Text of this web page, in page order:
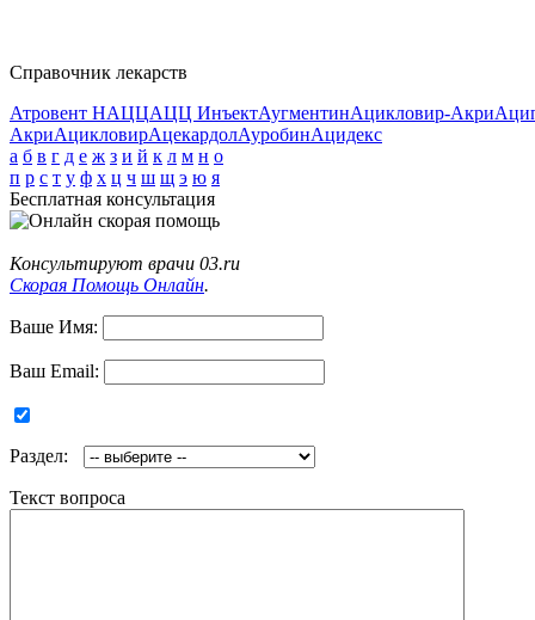
Справочник лекарств
Атровент НАЦЦАЦЦ ИнъектАугментинАцикловир-Акри
АкриАцикловирАцекардолАуробинАцидекс
а б в г д е ж з и й к л м н о
п р с т у ф х ц ч ш щ э ю я
Бесплатная консультация
Консультируют врачи 03.ru
Скорая Помощь Онлайн.
Ваше Имя:
Ваш Email:
Раздел:
Текст вопроса